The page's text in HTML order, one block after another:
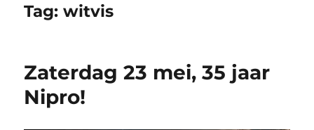
Tag:witvis
Zaterdag 23 mei, 35 jaar
Nipro!